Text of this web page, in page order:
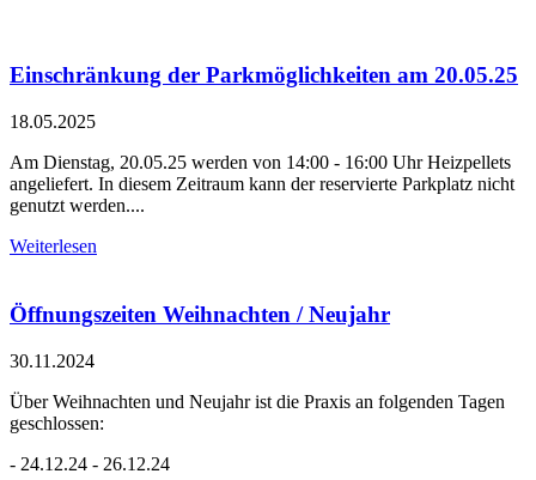
Einschränkung der Parkmöglichkeiten am 20.05.25
18.05.2025
Am Dienstag, 20.05.25 werden von 14:00 - 16:00 Uhr Heizpellets
angeliefert. In diesem Zeitraum kann der reservierte Parkplatz nicht
genutzt werden....
Weiterlesen
Öffnungszeiten Weihnachten / Neujahr
30.11.2024
Über Weihnachten und Neujahr ist die Praxis an folgenden Tagen
geschlossen:
- 24.12.24 - 26.12.24